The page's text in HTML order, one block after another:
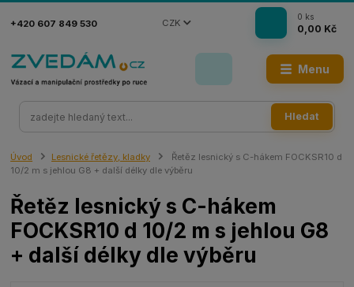
Menu
CZK
Hledat
+420 607 849 530
0 ks
0,00 Kč
Úvod Lesnické řetězy, kladky
Řetěz lesnický s C-hákem FOCKSR10 d
10/2 m s jehlou G8 + další délky dle výběru
Řetěz lesnický s C-hákem
FOCKSR10 d 10/2 m s jehlou G8
+ další délky dle výběru